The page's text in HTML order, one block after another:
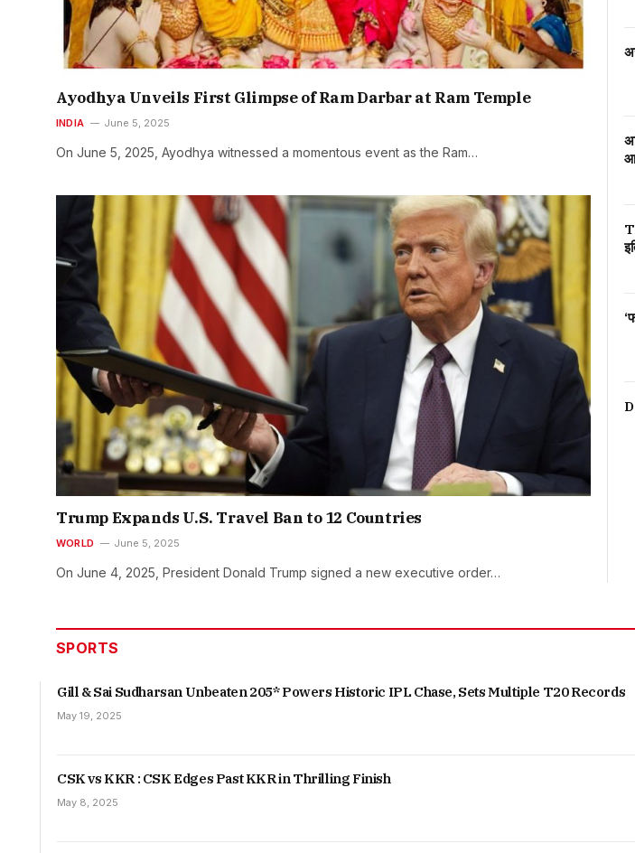
Ayodhya Unveils First Glimpse of Ram Darbar at Ram Temple
INDIA June 5, 2025
On June 5, 2025, Ayodhya witnessed a momentous event as the Ram…
Trump Expands U.S. Travel Ban to 12 Countries
WORLD June 5, 2025
On June 4, 2025, President Donald Trump signed a new executive order…
SPORTS
Gill & Sai Sudharsan Unbeaten 205* Powers Historic IPL Chase, Sets Multiple T20 Records
May 19, 2025
CSK vs KKR : CSK Edges Past KKR in Thrilling Finish
May 8, 2025